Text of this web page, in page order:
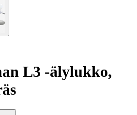
L3 -älylukko,